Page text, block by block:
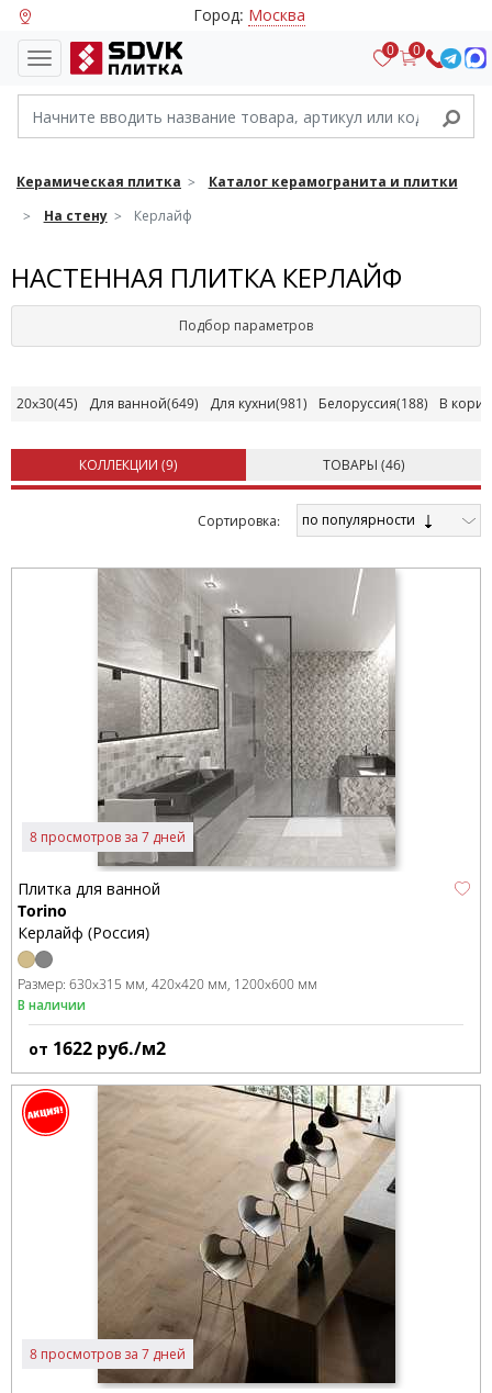
Город: Москва
0 0
Керамическая плитка
Каталог керамогранита и плитки
На стену
Керлайф
НАСТЕННАЯ ПЛИТКА КЕРЛАЙФ
Подбор параметров
20x30(45) Для ванной(649) Для кухни(981) Белоруссия(188) В
КОЛЛЕКЦИИ (9) ТОВАРЫ (46)
Cортировка: по популярности
8 просмотров за 7 дней
Плитка для ванной
Torino
Керлайф (Россия)
Размер: 630x315 мм 420x420 мм 1200x600 мм
В наличии
от 1622 руб./м2
8 просмотров за 7 дней